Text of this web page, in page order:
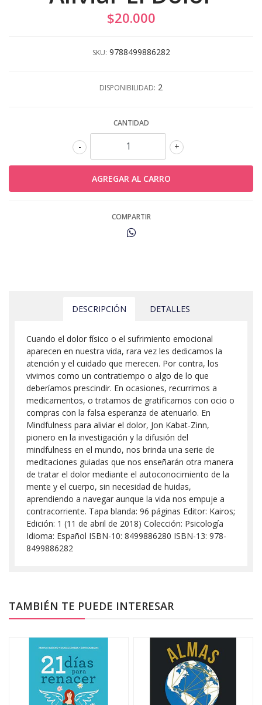
$20.000
SKU: 9788499886282
DISPONIBILIDAD: 2
CANTIDAD
+
-
COMPARTIR
DESCRIPCIÓN DETALLES
Cuando el dolor físico o el sufrimiento emocional
aparecen en nuestra vida, rara vez les dedicamos la
atención y el cuidado que merecen. Por contra, los
vivimos como un contratiempo o algo de lo que
deberíamos prescindir. En ocasiones, recurrimos a
medicamentos, o tratamos de gratificarnos con ocio o
compras con la falsa esperanza de atenuarlo. En
Mindfulness para aliviar el dolor, Jon Kabat-Zinn,
pionero en la investigación y la difusión del
mindfulness en el mundo, nos brinda una serie de
meditaciones guiadas que nos enseñarán otra manera
de tratar el dolor mediante el autoconocimiento de la
mente y el cuerpo, sin necesidad de huidas,
aprendiendo a navegar aunque la vida nos empuje a
contracorriente. Tapa blanda: 96 páginas Editor: Kairos;
Edición: 1 (11 de abril de 2018) Colección: Psicología
Idioma: Español ISBN-10: 8499886280 ISBN-13: 978-
8499886282
TAMBIÉN TE PUEDE INTERESAR